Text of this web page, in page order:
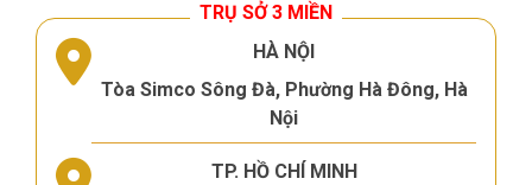
TRỤ SỞ 3 MIỀN
HÀ NỘI
Tòa Simco Sông Đà, Phường Hà Đông, Hà
Nội
TP. HỒ CHÍ MINH